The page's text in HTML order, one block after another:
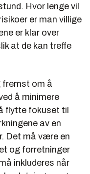
Hvor lenge vil
er man villige
er klar over
at de kan treffe
fremst om å
å minimere
flytte fokuset til
av en
Det må være en
og forretninger
inkluderes når